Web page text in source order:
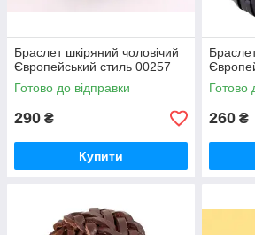
Браслет шкіряний чоловічий
Європейський стиль 00257
Готово до відправки
290 ₴
Купити
Готово
260 ₴